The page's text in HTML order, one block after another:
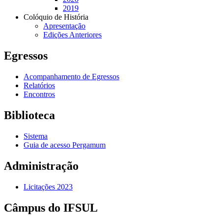
2019
Colóquio de História
Apresentação
Edições Anteriores
Egressos
Acompanhamento de Egressos
Relatórios
Encontros
Biblioteca
Sistema
Guia de acesso Pergamum
Administração
Licitações 2023
Câmpus do IFSUL